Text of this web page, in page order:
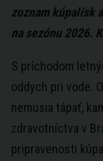
zoznam kúpalísk
na sezónu 2026.
S príchodom
oddych pri vode.
nemusia tápať,
zdravotníctva v
pripravenosti